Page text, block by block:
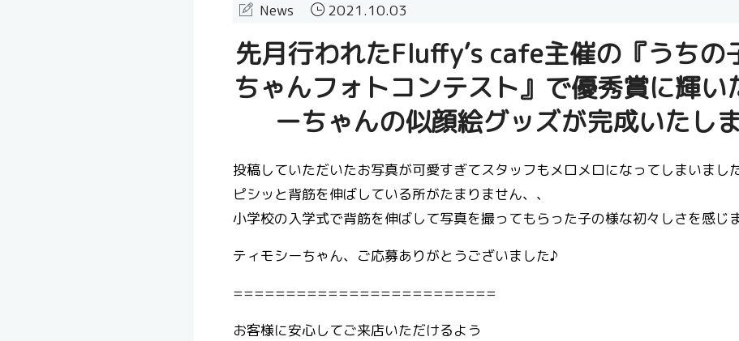
News 2021.10.03
先月行われたFluffy’s cafe主催の『うちの
ちゃんフォトコンテスト』で優秀賞に輝い
ーちゃんの似顔絵グッズが完成いたし
投稿していただいたお写真が可愛すぎてスタッフもメロメロになってしまいまし
ピシッと背筋を伸ばしている所がたまりません、、
小学校の入学式で背筋を伸ばして写真を撮ってもらった子の様な初々しさを感じ
ティモシーちゃん、ご応募ありがとうございました♪
=========================
お客様に安心してご来店いただけるよう